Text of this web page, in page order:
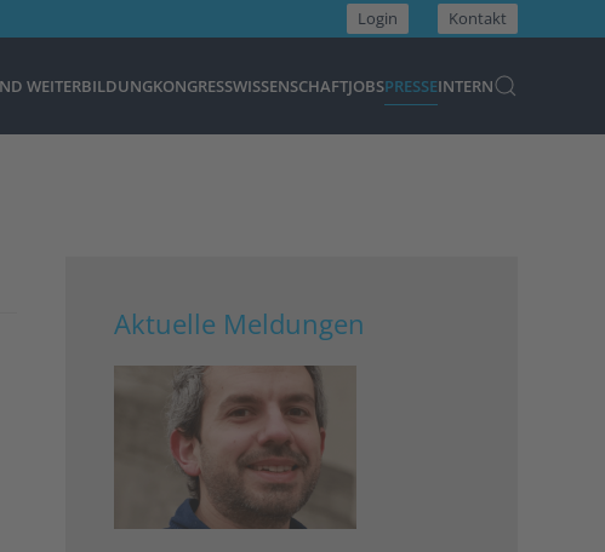
Login Kontakt
WEITERBILDUNGKONGRESSWISSENSCHAFTJOBSPRESSEINTERN
Aktuelle Meldungen